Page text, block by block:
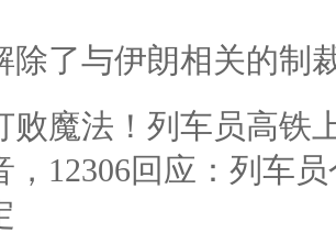
除了与伊朗相关的制
败魔法！列车员高铁
，12306回应：列车